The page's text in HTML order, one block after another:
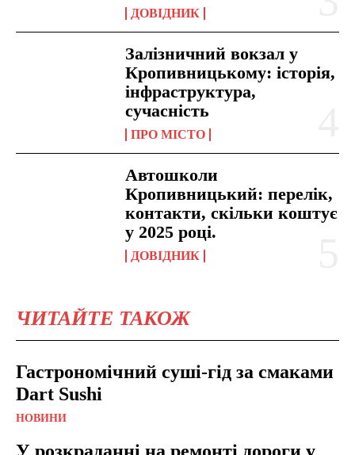
ДОВІДНИК
Залізничний вокзал у
Кропивницькому: історія,
інфраструктура,
сучасність
ПРО МІСТО
Автошколи
Кропивницький: перелік,
контакти, скільки коштує
у 2025 році.
ДОВІДНИК
ЧИТАЙТЕ ТАКОЖ
Гастрономічний суші-гід за смаками
Dart Sushi
НОВИНИ